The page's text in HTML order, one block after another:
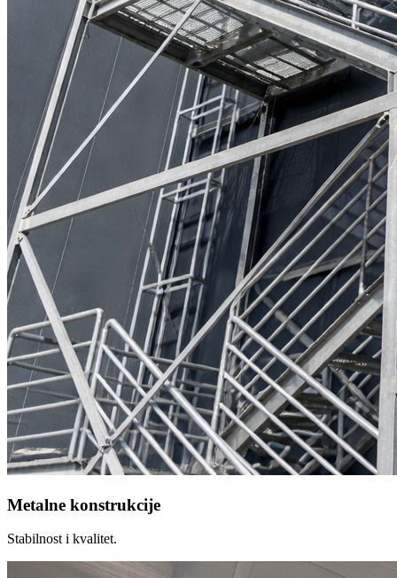
Metalne konstrukcije
Stabilnost i kvalitet.